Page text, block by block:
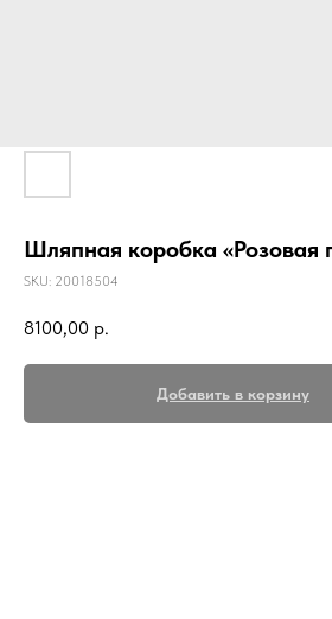
Шляпная коробка «Розовая
SKU: 20018504
8100,00 р.
Добавить в корзину